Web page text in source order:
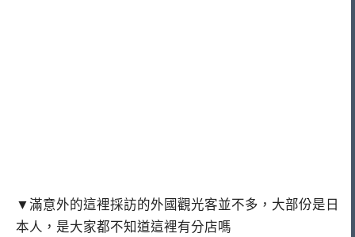
▼滿意外的這裡採訪的外國觀光客並不多，大部份是日
本人，是大家都不知道這裡有分店嗎